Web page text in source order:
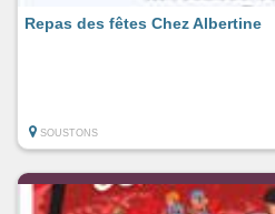
Repas des fêtes Chez Albertine
SOUSTONS